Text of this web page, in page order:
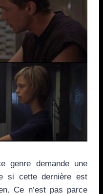
genre demande une
si cette dernière est
Ce n’est pas parce